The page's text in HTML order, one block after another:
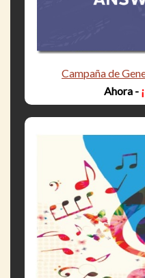
Campaña de
Ahora -